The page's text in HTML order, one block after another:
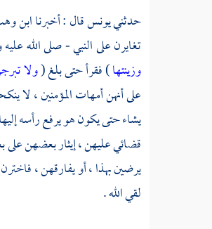
حدثنييونسقال : أخبرناابن
تغايرن على النبي - صلى الله
وزينتها) فقرأ حتى بلغ (ولا
على أنهن أمهات المؤمنين ، لا
يشاء حتى يكون هو يرفع رأسه
قضائي عليهن ، إيثار بعضهن
يرضين بهذا ، أو يفارقهن ،
لقي الله .